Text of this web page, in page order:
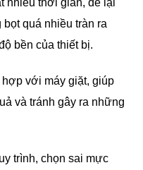
quá nhiều tràn ra
bền của thiết bị.
với máy giặt, giúp
và tránh gây ra những
trình, chọn sai mực